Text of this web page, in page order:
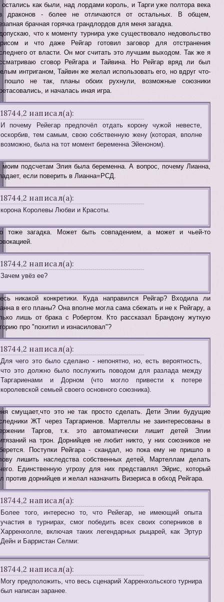
остались как были, над лордами король, и Тарги уже полтора века
драконов - более не отличаются от остальных. В общем,
брачная горячка грандлордов для меня загадка.
что к моменту турнира уже существовало недовольство
и что даже Рейгар готовил заговор для отстранения
от власти. Он мог считать это лучшим выходом. Так же я
сговор Рейгара и Тайвина. Но Рейгар вряд ли был
интриганом, Тайвин же желал использовать его, но вдруг что-
пошло не так, планы обоих рухнули, возможные союзники
и началась иная игра.
18744,2 написал(а):
И почему Рейегар предпочёл отдать корону чужой невесте,
оскорбив, тем самым, свою собственную жену (которая, вполне
возможно, была на тот момент беременна Эйеноном).
моим подсчетам Элия была беременна. А вопрос, почему Лианна,
если поверить в Лианна=РСД.
18744,2 написал(а):
корона Королевы Любви и Красоты.
тоже загадка. Может быть совпадением, а может и чьей-то
18744,2 написал(а):
Зачем увёз ее?
никакой конкретики. Куда направился Рейгар? Входила ли
в его планы? Она вполне могла сама сбежать и не к Рейгару, а
лишь от брака с Робертом. Кто рассказал Брандону жуткую
про "похитил и изнасиловал"?
18744,2 написал(а):
Для чего это было сделано - непонятно, но, есть вероятность,
что это должно было послужить поводом для разлада между
Таргариенами и Дорном (что могло привести к потере
королевской семьей своего основного союзника).
смущает,что это не так просто сделать. Дети Элии будущие
ЖТ через Таргариенов. Мартеллы не заинтересованы в
Таргов, т.к. это автоматически лишит детей Элии
на трон. Дорнийцев не любит никто, у них союзников не
Поступки Рейгара - скандал, но пока ему не пришло в
лишить наследства собственных детей, Мартеллам делать
Единственную угрозу для них представлял Эйрис, который
против дорнийцев и желал назначить Визериса в обход Рейгара.
18744,2 написал(а):
Более того, интересно то, что Рейегар, не имеющий опыта
участия в турнирах, смог победить всех своих соперников в
Харренхолле, включая таких легендарных рыцарей, как Эртур
Дейн и Барристан Селми:
18744,2 написал(а):
Могу предположить, что весь сценарий Харренхольского турнира
был написан заранее.